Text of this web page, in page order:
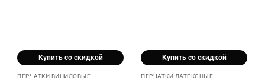
Купить со скидкой
ПЕРЧАТКИ ВИНИЛОВЫЕ
Купить со скидкой
ПЕРЧАТКИ ЛАТЕКСНЫЕ